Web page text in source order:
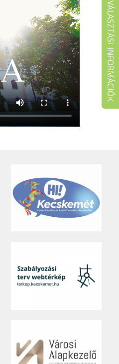
VÁLASZTÁSI INFORMÁCIÓK